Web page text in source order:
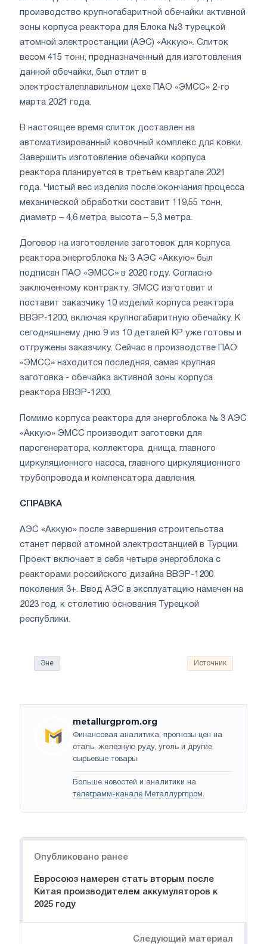
производство крупногабаритной обечайки активной
зоны корпуса реактора для Блока №3 турецкой
атомной электростанции (АЭС) «Аккую». Слиток
весом 415 тонн, предназначенный для изготовления
данной обечайки, был отлит в
электросталеплавильном цехе ПАО «ЭМСС» 2-го
марта 2021 года.
В настоящее время слиток доставлен на
автоматизированный ковочный комплекс для ковки.
Завершить изготовление обечайки корпуса
реактора планируется в третьем квартале 2021
года. Чистый вес изделия после окончания процесса
механической обработки составит 119,55 тонн,
диаметр – 4,6 метра, высота – 5,3 метра.
Договор на изготовление заготовок для корпуса
реактора энергоблока № 3 АЭС «Аккую» был
подписан ПАО «ЭМСС» в 2020 году. Согласно
заключенному контракту, ЭМСС изготовит и
поставит заказчику 10 изделий корпуса реактора
ВВЭР-1200, включая крупногабаритную обечайку. К
сегодняшнему дню 9 из 10 деталей КР уже готовы и
отгружены заказчику. Сейчас в производстве ПАО
«ЭМСС» находится последняя, самая крупная
заготовка - обечайка активной зоны корпуса
реактора ВВЭР-1200.
Помимо корпуса реактора для энергоблока № 3 АЭС
«Аккую» ЭМСС производит заготовки для
парогенератора, коллектора, днища, главного
циркуляционного насоса, главного циркуляционного
трубопровода и компенсатора давления.
СПРАВКА
АЭС «Аккую» после завершения строительства
станет первой атомной электростанцией в Турции.
Проект включает в себя четыре энергоблока с
реакторами российского дизайна ВВЭР-1200
поколения 3+. Ввод АЭС в эксплуатацию намечен на
2023 год, к столетию основания Турецкой
республики.
Эне Источник
metallurgprom.org
Финансовая аналитика, прогнозы цен на
сталь, железную руду, уголь и другие
сырьевые товары.
Больше новостей и аналитики на
телеграмм-канале Металлургпром.
Опубликовано ранее
Евросоюз намерен стать вторым после
Китая производителем аккумуляторов к
2025 году
Следующий материал